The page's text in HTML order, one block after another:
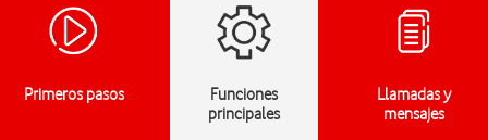
Primeros pasos
Funciones
principales
Llamadas y
mensajes